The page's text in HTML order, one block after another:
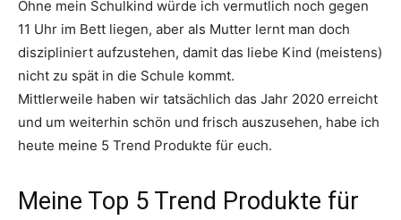
Ohne mein Schulkind würde ich vermutlich noch gegen
11 Uhr im Bett liegen, aber als Mutter lernt man doch
diszipliniert aufzustehen, damit das liebe Kind (meistens)
nicht zu spät in die Schule kommt.
Mittlerweile haben wir tatsächlich das Jahr 2020 erreicht
und um weiterhin schön und frisch auszusehen, habe ich
heute meine 5 Trend Produkte für euch.
Meine Top 5 Trend Produkte für